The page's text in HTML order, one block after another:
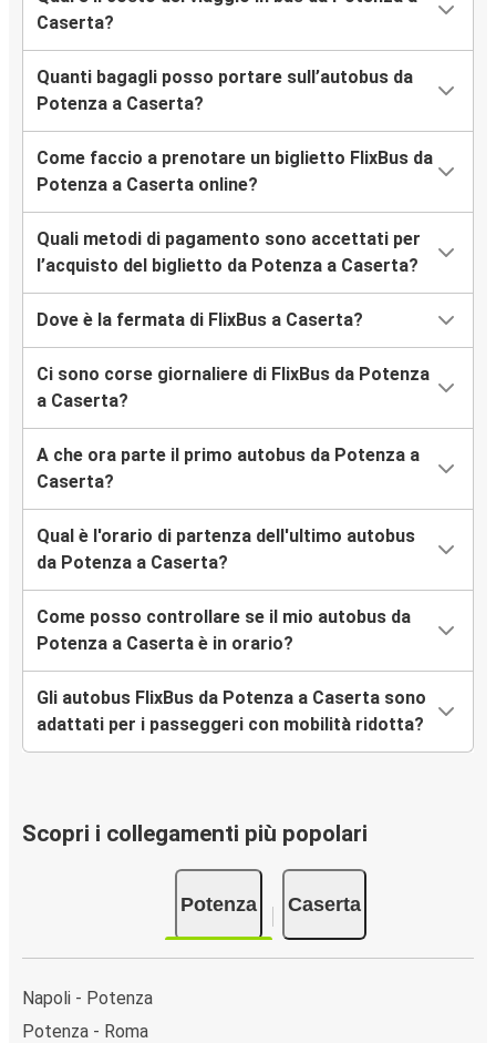
Caserta?
Quanti bagagli posso portare sull’autobus da
Potenza a Caserta?
Come faccio a prenotare un biglietto FlixBus da
Potenza a Caserta online?
Quali metodi di pagamento sono accettati per
l’acquisto del biglietto da Potenza a Caserta?
Dove è la fermata di FlixBus a Caserta?
Ci sono corse giornaliere di FlixBus da Potenza
a Caserta?
A che ora parte il primo autobus da Potenza a
Caserta?
Qual è l'orario di partenza dell'ultimo autobus
da Potenza a Caserta?
Come posso controllare se il mio autobus da
Potenza a Caserta è in orario?
Gli autobus FlixBus da Potenza a Caserta sono
adattati per i passeggeri con mobilità ridotta?
Scopri i collegamenti più popolari
Potenza Caserta
Napoli - Potenza
Potenza - Roma